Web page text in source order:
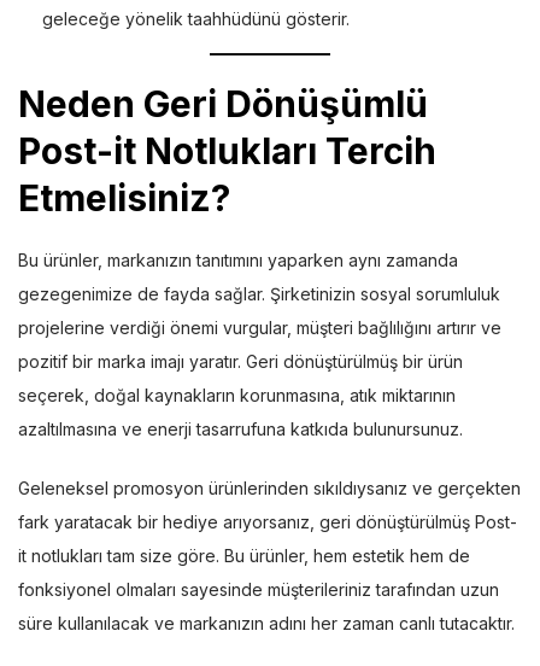
geleceğe yönelik taahhüdünü gösterir.
Neden Geri Dönüşümlü
Post-it Notlukları Tercih
Etmelisiniz?
Bu ürünler, markanızın tanıtımını yaparken aynı zamanda
gezegenimize de fayda sağlar. Şirketinizin sosyal sorumluluk
projelerine verdiği önemi vurgular, müşteri bağlılığını artırır ve
pozitif bir marka imajı yaratır. Geri dönüştürülmüş bir ürün
seçerek, doğal kaynakların korunmasına, atık miktarının
azaltılmasına ve enerji tasarrufuna katkıda bulunursunuz.
Geleneksel promosyon ürünlerinden sıkıldıysanız ve gerçekten
fark yaratacak bir hediye arıyorsanız, geri dönüştürülmüş Post-
it notlukları tam size göre. Bu ürünler, hem estetik hem de
fonksiyonel olmaları sayesinde müşterileriniz tarafından uzun
süre kullanılacak ve markanızın adını her zaman canlı tutacaktır.